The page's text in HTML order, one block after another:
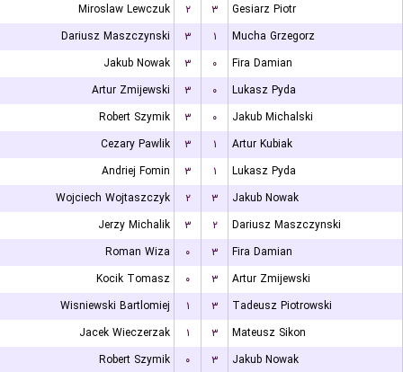
Miroslaw Lewczuk ۲ ۳
Gesiarz Piotr
Dariusz Maszczynski
۳ ۱
Mucha Grzegorz
Jakub Nowak
۳ ۰
Fira Damian
Artur Zmijewski
۳ ۰
Lukasz Pyda
Robert Szymik
۳ ۰
Jakub Michalski
Cezary Pawlik
۳ ۱
Artur Kubiak
Andriej Fomin
۳ ۱
Lukasz Pyda
Wojciech Wojtaszczyk
۲ ۳
Jakub Nowak
Jerzy Michalik
۳ ۲
Dariusz Maszczynski
Roman Wiza
۰ ۳
Fira Damian
Kocik Tomasz
۰ ۳
Artur Zmijewski
Wisniewski Bartlomiej
۱ ۳
Tadeusz Piotrowski
Jacek Wieczerzak
۱ ۳
Mateusz Sikon
Robert Szymik
۰ ۳
Jakub Nowak